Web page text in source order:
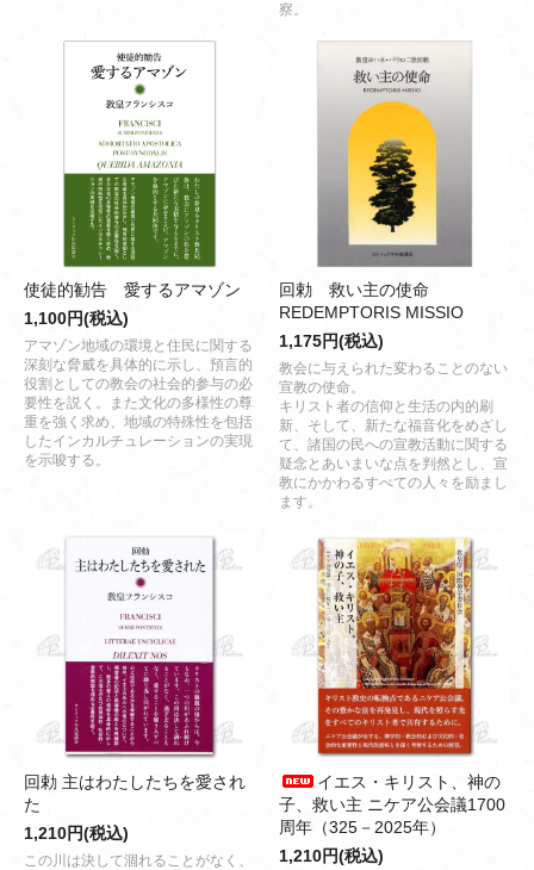
察。
使徒的勧告 愛するアマゾン
1,100円(税込)
アマゾン地域の環境と住民に関する
深刻な脅威を具体的に示し、預言的
役割としての教会の社会的参与の必
要性を説く。また文化の多様性の尊
重を強く求め、地域の特殊性を包括
したインカルチュレーションの実現
を示唆する。
回勅 救い主の使命
REDEMPTORIS MISSIO
1,175円(税込)
教会に与えられた変わることのない
宣教の使命。
キリスト者の信仰と生活の内的刷
新、そして、新たな福音化をめざし
て、諸国の民への宣教活動に関する
疑念とあいまいな点を判然とし、宣
教にかかわるすべての人々を励まし
ます。
回勅 主はわたしたちを愛され
た
1,210円(税込)
この川は決して涸れることがなく、
イエス・キリスト、神の
子、救い主 ニケア公会議1700
周年（325－2025年）
1,210円(税込)